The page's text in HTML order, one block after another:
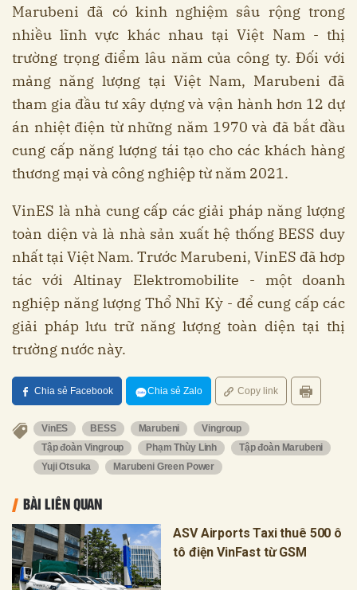
Marubeni đã có kinh nghiệm sâu rộng trong
nhiều lĩnh vực khác nhau tại Việt Nam - thị
trường trọng điểm lâu năm của công ty. Đối với
mảng năng lượng tại Việt Nam, Marubeni đã
tham gia đầu tư xây dựng và vận hành hơn 12 dự
án nhiệt điện từ những năm 1970 và đã bắt đầu
cung cấp năng lượng tái tạo cho các khách hàng
thương mại và công nghiệp từ năm 2021.
VinES là nhà cung cấp các giải pháp năng lượng
toàn diện và là nhà sản xuất hệ thống BESS duy
nhất tại Việt Nam. Trước Marubeni, VinES đã hơp
tác với Altinay Elektromobilite - một doanh
nghiệp năng lượng Thổ Nhĩ Kỳ - để cung cấp các
giải pháp lưu trữ năng lượng toàn diện tại thị
trường nước này.
Chia sẻ Facebook Chia sẻ Zalo Copy link
VinES BESS Marubeni
Vingroup
Tập đoàn Vingroup
Phạm Thùy Linh
Tập đoàn Marubeni
Yuji Otsuka
Marubeni Green Power
BÀI LIÊN QUAN
ASV Airports Taxi thuê 500 ô
tô điện VinFast từ GSM